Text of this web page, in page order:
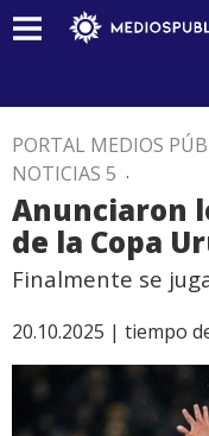
PORTAL MEDIOS
NOTICIAS 5 .
Anunciaron
de la Copa
Finalmente se
20.10.2025 | tiempo